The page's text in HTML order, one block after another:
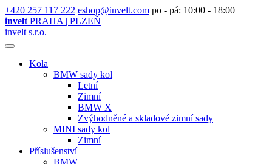
+420 257 117 222 eshop@invelt.com po - pá: 10:00 - 18:00
invelt PRAHA | PLZEŇ
invelt s.r.o.
Kola
BMW sady kol
Letní
Zimní
BMW X
Zvýhodněné a skladové zimní sady
MINI sady kol
Zimní
Příslušenství
BMW